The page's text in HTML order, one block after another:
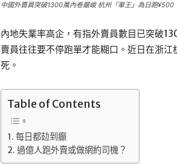
中國外賣員突破1300萬內卷嚴峻 杭州「單王」為日跑¥500
內地失業率高企，有指外賣員數目已突破
賣員往往要不停跑單才能糊口。近日在浙
死。
Table of Contents
每日都攰到癲
過億人跑外賣或做網約司機？